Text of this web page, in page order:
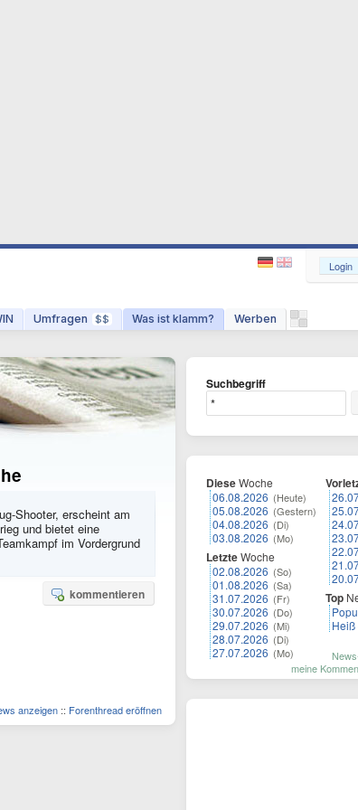
Umfragen $$ Was ist klamm? Werben
Login
Shooter, erscheint am
und bietet eine
im Vordergrund
kommentieren
anzeigen :: Forenthread eröffnen
Suchbegriff
DieseWoche
06.08.2026 (Heute)
05.08.2026 (Gestern)
04.08.2026 (Di)
03.08.2026 (Mo)
LetzteWoche
02.08.2026 (So)
01.08.2026 (Sa)
31.07.2026 (Fr)
30.07.2026 (Do)
29.07.2026 (Mi)
28.07.2026 (Di)
27.07.2026 (Mo)
Top
meine